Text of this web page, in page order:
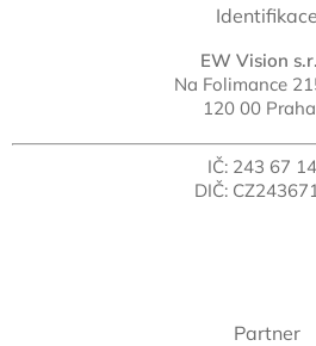
Identifikace
EW Vision
Na Folimance
120 00
IČ: 243 67
DIČ:
Partner